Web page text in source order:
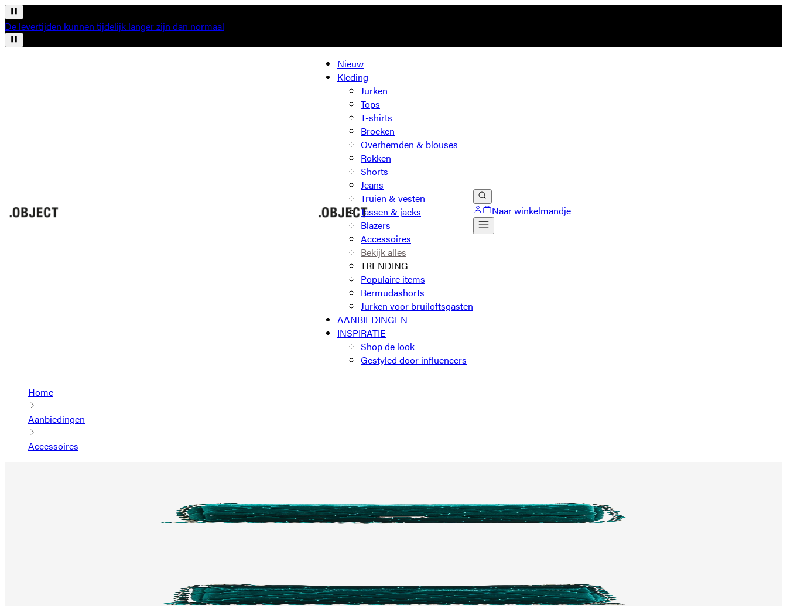
De levertijden kunnen tijdelijk langer zijn dan normaal
Nieuw
Kleding
Jurken
Tops
T-shirts
Broeken
Overhemden & blouses
Rokken
Shorts
Jeans
Truien & vesten
Jassen & jacks
Blazers
Accessoires
Bekijk alles
TRENDING
Populaire items
Bermudashorts
Jurken voor bruiloftsgasten
AANBIEDINGEN
INSPIRATIE
Shop de look
Gestyled door influencers
Naar winkelmandje
Home
Aanbiedingen
Accessoires